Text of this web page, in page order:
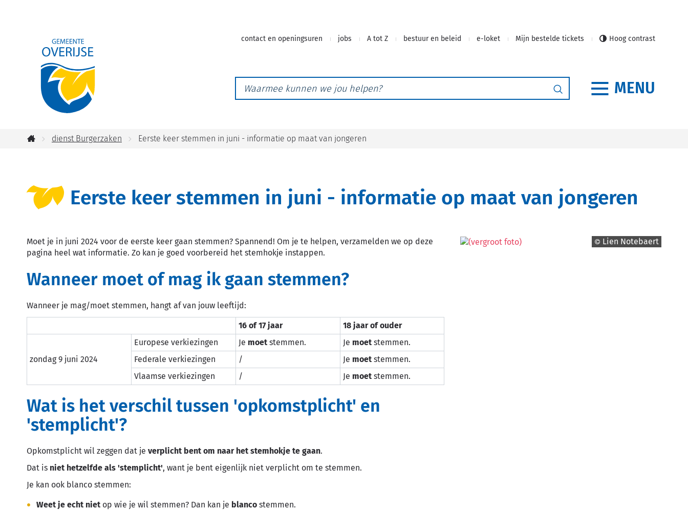
inhoud
Overijse
contact en openingsuren jobs A tot Z bestuur en beleid e-loket Mijn bestelde tickets Hoog contrast
kunnen
Zoeken MENU
dienst Burgerzaken Eerste keer stemmen in juni - informatie op maat van jongeren
Eerste keer stemmen in juni - informatie op maat van jongeren
Moet je in juni 2024 voor de eerste keer gaan stemmen? Spannend! Om je te helpen, verzamelden we op deze
pagina heel wat informatie. Zo kan je goed voorbereid het stemhokje instappen.
Wanneer moet of mag ik gaan stemmen?
Wanneer je mag/moet stemmen, hangt af van jouw leeftijd:
16 of 17 jaar 18 jaar of ouder
zondag 9 juni 2024
Europese verkiezingen Je moet stemmen. Je moet stemmen.
Federale verkiezingen
/ Je moet stemmen.
Vlaamse verkiezingen
/ Je moet stemmen.
Wat is het verschil tussen 'opkomstplicht' en
'stemplicht'?
Opkomstplicht wil zeggen dat je verplicht bent om naar het stemhokje te gaan.
Dat is niet hetzelfde als 'stemplicht', want je bent eigenlijk niet verplicht om te stemmen.
Je kan ook blanco stemmen:
Weet je echt niet op wie je wil stemmen? Dan kan je blanco stemmen.
Lien Notebaert